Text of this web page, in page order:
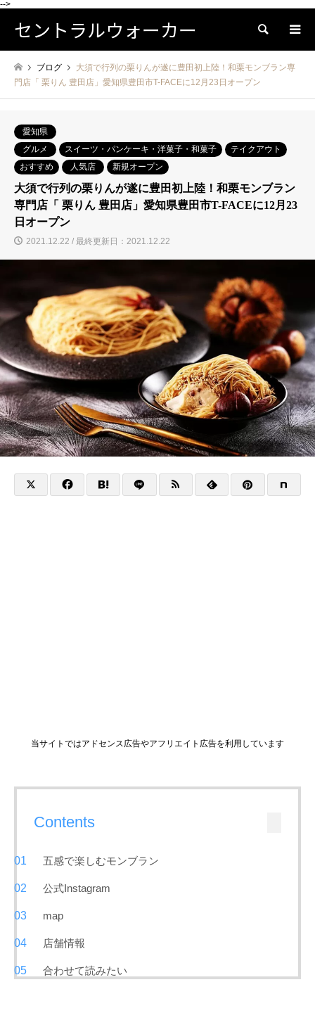
-->
セントラルウォーカー 検索
ブログ
大須で行列の栗りんが遂に豊田初上陸！和栗モンブラン専
門店「 栗りん 豊田店」愛知県豊田市T-FACEに12月23日オープン
愛知県
グルメ
スイーツ・パンケーキ・洋菓子・和菓子
テイクアウト
おすすめ
人気店 新規オープン
大須で行列の栗りんが遂に豊田初上陸！和栗モンブラン
専門店「 栗りん 豊田店」愛知県豊田市T-FACEに12月23
日オープン
2021.12.22 / 最終更新日：2021.12.22
当サイトではアドセンス広告やアフリエイト広告を利用しています
Contents
五感で楽しむモンブラン
公式Instagram
map
店舗情報
合わせて読みたい